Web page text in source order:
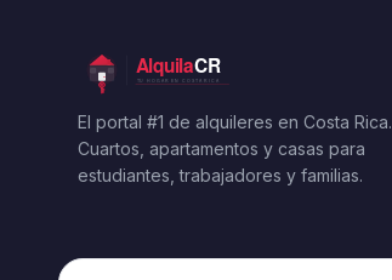
El portal #1 de alquileres en Costa Rica.
Cuartos, apartamentos y casas para
estudiantes, trabajadores y familias.